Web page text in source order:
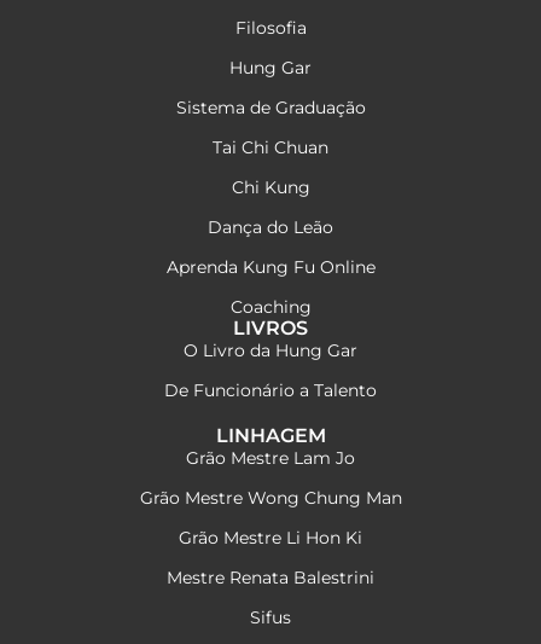
Filosofia
Hung Gar
Sistema de Graduação
Tai Chi Chuan
Chi Kung
Dança do Leão
Aprenda Kung Fu Online
Coaching
LIVROS
O Livro da Hung Gar
De Funcionário a Talento
LINHAGEM
Grão Mestre Lam Jo
Grão Mestre Wong Chung Man
Grão Mestre Li Hon Ki
Mestre Renata Balestrini
Sifus